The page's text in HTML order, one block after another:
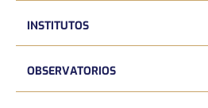
INSTITUTOS
OBSERVATORIOS